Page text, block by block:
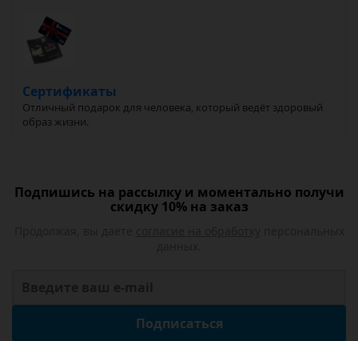
Сертификаты
Отличный подарок для человека, который ведёт здоровый
образ жизни.
Подпишись на рассылку и моментально получи
скидку 10% на заказ
Подписаться